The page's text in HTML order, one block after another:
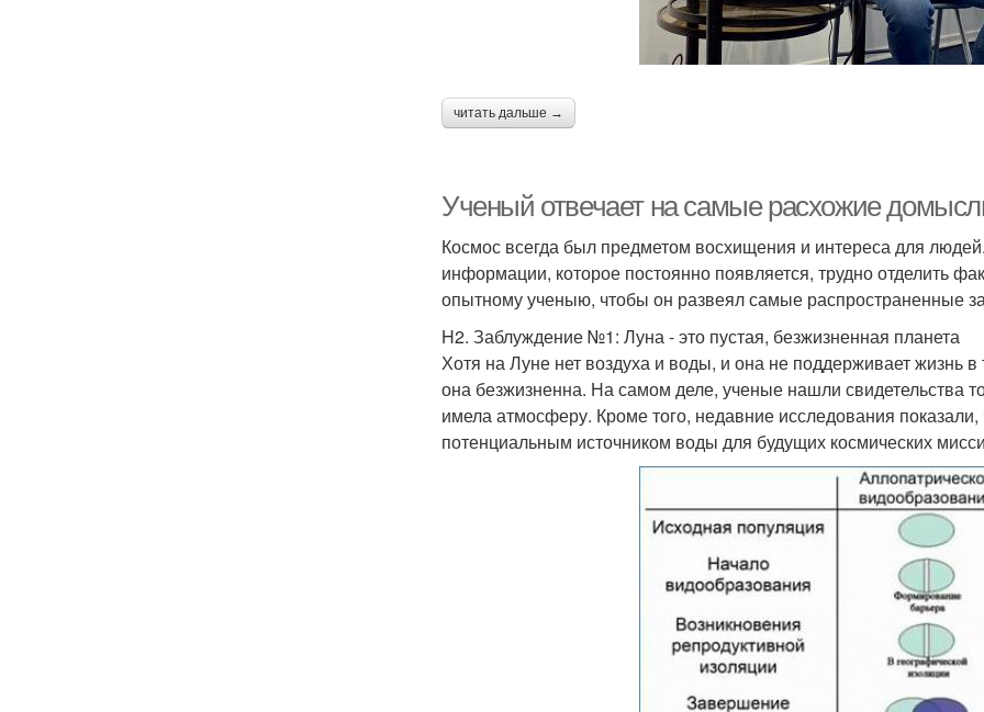
читать дальше →
Ученый отвечает на самые расхожие
Космос всегда был предметом восхищения и интереса для
информации, которое постоянно появляется, трудно отделить
опытному ученыю, чтобы он развеял самые распространенные
H2. Заблуждение №1: Луна - это пустая, безжизненная планета
Хотя на Луне нет воздуха и воды, и она не поддерживает жизнь в
она безжизненна. На самом деле, ученые нашли свидетельства
имела атмосферу. Кроме того, недавние исследования
потенциальным источником воды для будущих космических